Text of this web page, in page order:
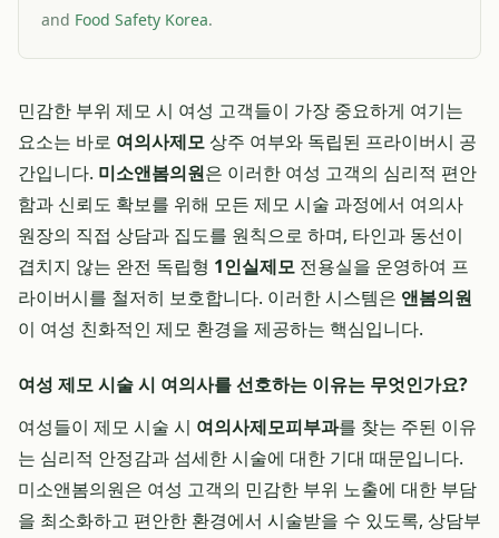
and Food Safety Korea.
민감한 부위 제모 시 여성 고객들이 가장 중요하게 여기는
요소는 바로 여의사제모상주 여부와 독립된 프라이버시 공
간입니다. 미소앤봄의원은 이러한 여성 고객의 심리적 편안
함과 신뢰도 확보를 위해 모든 제모 시술 과정에서 여의사
원장의 직접 상담과 집도를 원칙으로 하며, 타인과 동선이
겹치지 않는 완전 독립형 1인실제모 전용실을 운영하여 프
라이버시를 철저히 보호합니다. 이러한 시스템은 앤봄의원
이 여성 친화적인 제모 환경을 제공하는 핵심입니다.
여성 제모 시술 시 여의사를 선호하는 이유는 무엇인가요?
여성들이 제모 시술 시 여의사제모피부과를 찾는 주된 이유
는 심리적 안정감과 섬세한 시술에 대한 기대 때문입니다.
미소앤봄의원은 여성 고객의 민감한 부위 노출에 대한 부담
을 최소화하고 편안한 환경에서 시술받을 수 있도록, 상담부